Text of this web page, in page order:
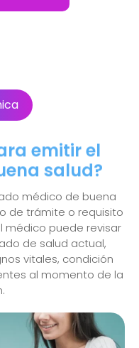
emitir el
salud?
médico de buena
de trámite o requisito
médico puede revisar
de salud actual,
vitales, condición
al momento de la